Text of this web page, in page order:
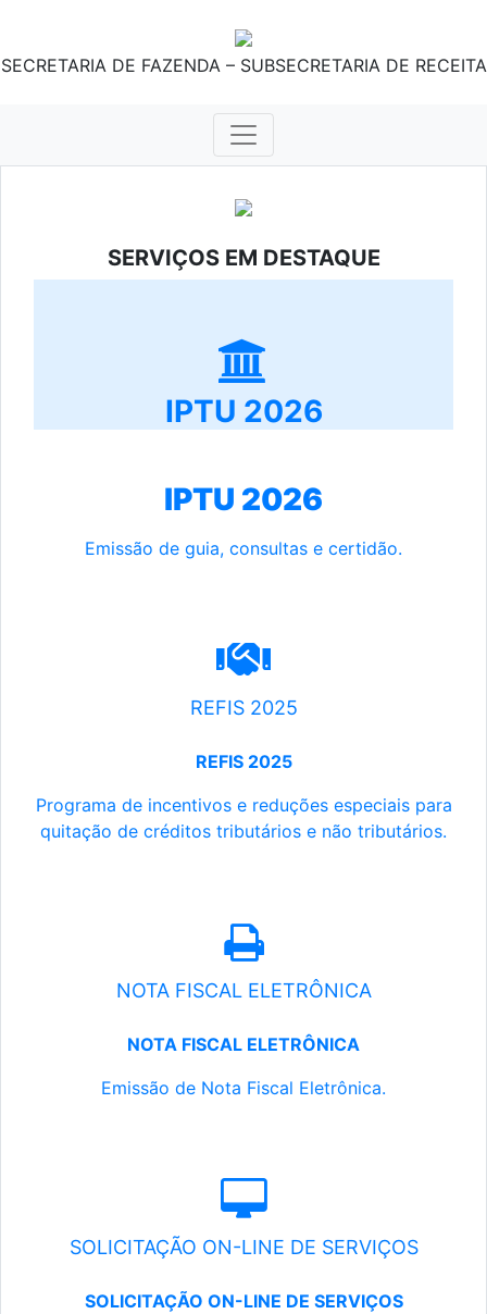
SECRETARIA DE FAZENDA – SUBSECRETARIA DE RECEITA
SERVIÇOS EM DESTAQUE
IPTU 2026
IPTU 2026
Emissão de guia, consultas e certidão.
REFIS 2025
REFIS 2025
Programa de incentivos e reduções especiais para
quitação de créditos tributários e não tributários.
NOTA FISCAL ELETRÔNICA
NOTA FISCAL ELETRÔNICA
Emissão de Nota Fiscal Eletrônica.
SOLICITAÇÃO ON-LINE DE SERVIÇOS
SOLICITAÇÃO ON-LINE DE SERVIÇOS